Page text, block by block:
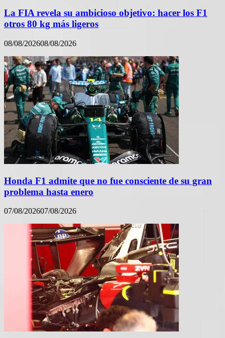
La FIA revela su ambicioso objetivo: hacer los F1
otros 80 kg más ligeros
08/08/202608/08/2026
Honda F1 admite que no fue consciente de su gran
problema hasta enero
07/08/202607/08/2026